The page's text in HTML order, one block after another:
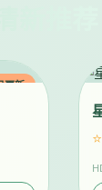
新推荐
更新